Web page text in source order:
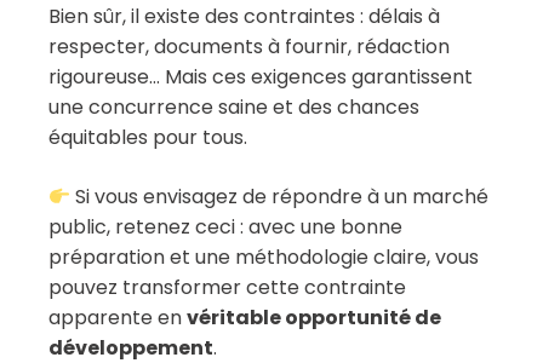
Bien sûr, il existe des contraintes : délais à
respecter, documents à fournir, rédaction
rigoureuse… Mais ces exigences garantissent
une concurrence saine et des chances
équitables pour tous.
Si vous envisagez de répondre à un marché
public, retenez ceci : avec une bonne
préparation et une méthodologie claire, vous
pouvez transformer cette contrainte
apparente envéritable opportunité de
développement.